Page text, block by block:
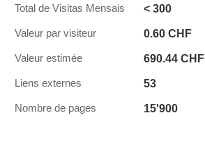
Total de Visitas Mensais < 300
Valeur par visiteur 0.60 CHF
Valeur estimée 690.44 CHF
Liens externes 53
Nombre de pages 15'900